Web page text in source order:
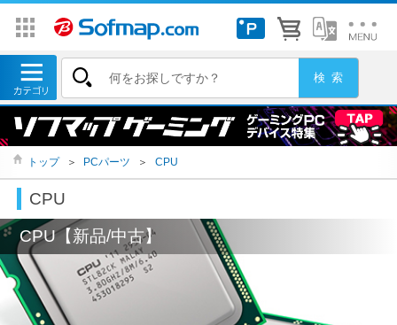
トップ ＞ PCパーツ ＞ CPU
CPU
CPU【新品/中古】